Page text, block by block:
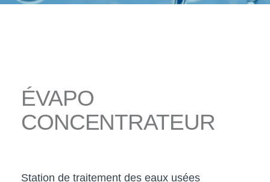
ÉVAPO
CONCENTRATEUR
Station de traitement des eaux usées